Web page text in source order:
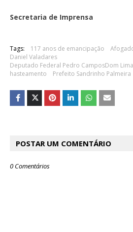
Secretaria de Imprensa
Tags: 117 anos de emancipação
Daniel Valadares
Deputado Federal Pedro CamposDom
hasteamento
Prefeito Sandrinho Palmeira
POSTAR UM COMENTÁRIO
0 Comentários